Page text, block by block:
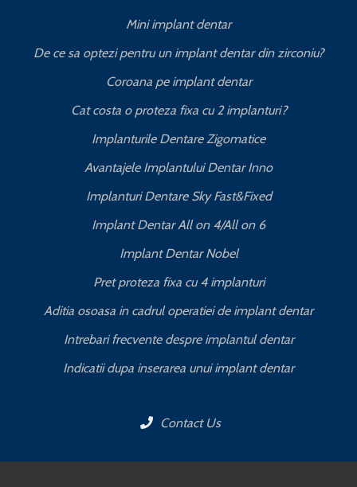
Mini implant dentar
De ce sa optezi pentru un implant dentar din zirconiu?
Coroana pe implant dentar
Cat costa o proteza fixa cu 2 implanturi?
Implanturile Dentare Zigomatice
Avantajele Implantului Dentar Inno
Implanturi Dentare Sky Fast&Fixed
Implant Dentar All on 4/All on 6
Implant Dentar Nobel
Pret proteza fixa cu 4 implanturi
Aditia osoasa in cadrul operatiei de implant dentar
Intrebari frecvente despre implantul dentar
Indicatii dupa inserarea unui implant dentar
Contact Us